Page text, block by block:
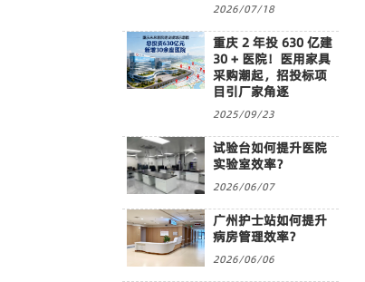
2026/07/18
重庆 2 年投 630 亿建
30 + 医院！医用家具
采购潮起，招投标项
目引厂家角逐
2025/09/23
试验台如何提升医院
实验室效率？
2026/06/07
广州护士站如何提升
病房管理效率？
2026/06/06